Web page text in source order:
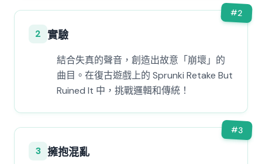
#2
2 實驗
結合失真的聲音，創造出故意「崩壞」的
曲目。在復古遊戲上的 Sprunki Retake But
Ruined It 中，挑戰邏輯和傳統！
#3
3 擁抱混亂